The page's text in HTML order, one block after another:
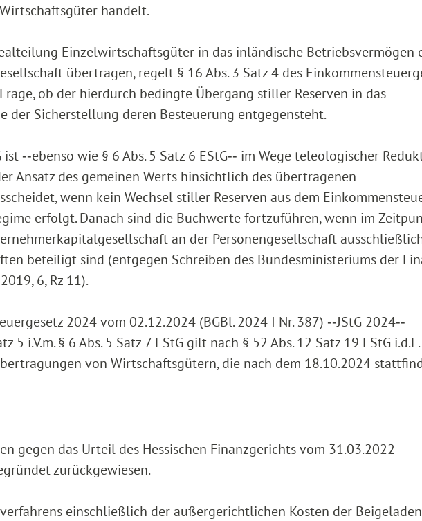
handelt.
Einzelwirtschaftsgüter in das inländische Betriebsvermögen
übertragen, regelt § 16 Abs. 3 Satz 4 des
ob der hierdurch bedingte Übergang stiller Reserven in das
der Sicherstellung deren Besteuerung entgegensteht.
ist ‑‑ebenso wie § 6 Abs. 5 Satz 6 EStG‑‑ im Wege teleologischer
Ansatz des gemeinen Werts hinsichtlich des übertragenen
wenn kein Wechsel stiller Reserven aus dem
erfolgt. Danach sind die Buchwerte fortzuführen, wenn im
an der Personengesellschaft
beteiligt sind (entgegen Schreiben des Bundesministeriums der
6, Rz 11).
2024 vom 02.12.2024 (BGBl. 2024 I Nr. 387) ‑‑JStG 2024‑‑
5 i.V.m. § 6 Abs. 5 Satz 7 EStG gilt nach § 52 Abs. 12 Satz 19 EStG
von Wirtschaftsgütern, die nach dem 18.10.2024
gegen das Urteil des Hessischen Finanzgerichts vom 31.03.2022 -
zurückgewiesen.
einschließlich der außergerichtlichen Kosten der